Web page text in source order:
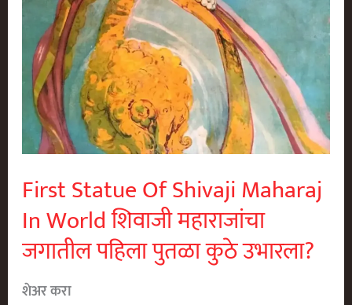
First Statue Of Shivaji Maharaj
In World शिवाजी महाराजांचा
जगातील पहिला पुतळा कुठे उभारला?
शेअर करा